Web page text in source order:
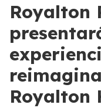
Royalton
Royalton